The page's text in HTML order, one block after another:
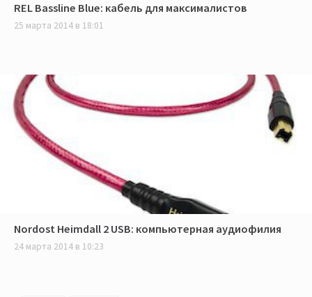
REL Bassline Blue: кабель для максималистов
25 марта 2014 в 18:01
Nordost Heimdall 2 USB: компьютерная аудиофилия
24 марта 2014 в 10:23